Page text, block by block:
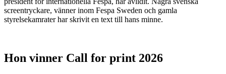
screentryckare, vänner inom Fespa Sweden och gamla
styrelsekamrater har skrivit en text till hans minne.
Hon vinner Call for print 2026